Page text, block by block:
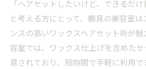
「ヘアセットしたいけど、できるだけ
と考える方にとって、鶴見の美容室
ンスの高いワックスヘアセット術が
容室では、ワックス仕上げを含めた
意されており、短時間で手軽に利用